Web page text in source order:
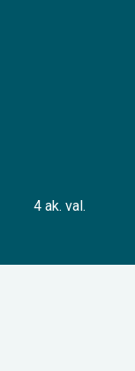
4 ak. val.